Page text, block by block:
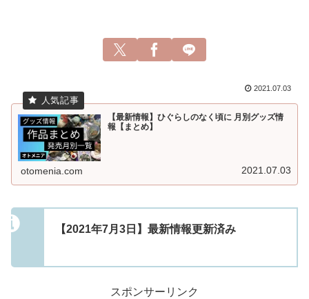
2021.07.03
【最新情報】ひぐらしのなく頃に 月別グッズ情
報【まとめ】
otomenia.com 2021.07.03
【2021年7月3日】最新情報更新済み
スポンサーリンク